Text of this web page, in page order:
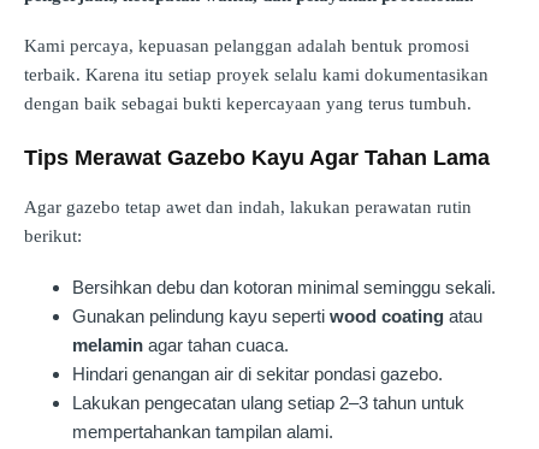
Kami percaya, kepuasan pelanggan adalah bentuk promosi
terbaik. Karena itu setiap proyek selalu kami dokumentasikan
dengan baik sebagai bukti kepercayaan yang terus tumbuh.
Tips Merawat Gazebo Kayu Agar Tahan Lama
Agar gazebo tetap awet dan indah, lakukan perawatan rutin
berikut:
Bersihkan debu dan kotoran minimal seminggu sekali.
Gunakan pelindung kayu seperti wood coating atau
melamin agar tahan cuaca.
Hindari genangan air di sekitar pondasi gazebo.
Lakukan pengecatan ulang setiap 2–3 tahun untuk
mempertahankan tampilan alami.